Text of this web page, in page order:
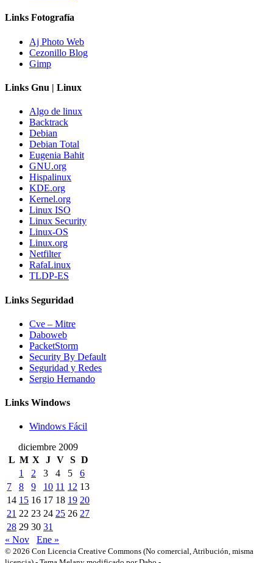
Links Fotografía
Aj Photo Web
Cezonillo Blog
Gimp
Links Gnu | Linux
Algo de linux
Backtrack
Debian
Debian Total
Eugenia Bahit
GNU.org
Hispalinux
KDE.org
Kernel.org
Linux ISO
Linux Security
Linux-OS
Linux.org
Netfilter
RafaLinux
TLDP-ES
Links Seguridad
Cve – Mitre
Daboweb
PacketStorm
Security By Default
Seguridad y Redes
Sergio Hernando
Links Windows
Windows Fácil
diciembre 2009
L M X J V S D
1
2 3 4 5
6
7
8 9 10 11 12 13
14 15 16 17 18 19 20
21 22 23 24 25 26 27
28 29 30 31
« Nov
Ene »
© 2026 Con Licencia Creative Commons (No comercial, Atribución, misma